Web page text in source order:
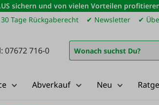
sichern und von vielen Vorteilen
Tage Rückgaberecht ✔ Newsletter ✔
07672 716-0
Abverkauf Neu